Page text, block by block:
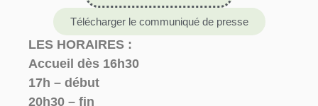
Télécharger le communiqué de presse
LES HORAIRES :
Accueil dès 16h30
17h – début
20h30 – fin